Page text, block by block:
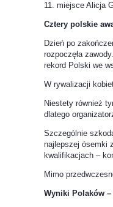
11. miejsce Alicja
Cztery polskie
Dzień po
rozpoczęła
rekord Polski we
W rywalizacji
Niestety również
dlatego
Szczególnie
najlepszej ósemki
kwalifikacjach –
Mimo
Wyniki Polaków